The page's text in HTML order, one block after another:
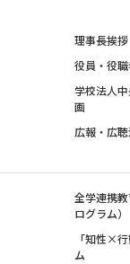
理事長挨拶
役員・役
学校法人
画
広報・広
全学連携
ログラム）
「知性×
ム